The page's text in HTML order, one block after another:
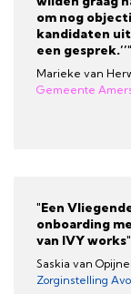
om nog
kandidaten
een gesprek.’’"
Marieke van
Gemeente
"Een
onboarding
van IVY works"
Saskia van
Zorginstelling